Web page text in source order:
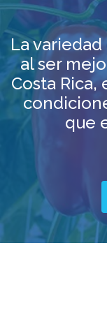
La
al ser
Costa Rica,
que